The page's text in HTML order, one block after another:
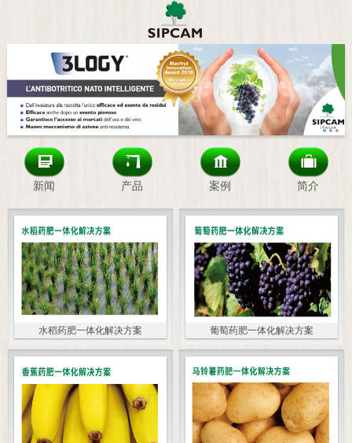
新闻 产品 案例 简介
水稻药肥一体化解决方案 葡萄药肥一体化解决方案